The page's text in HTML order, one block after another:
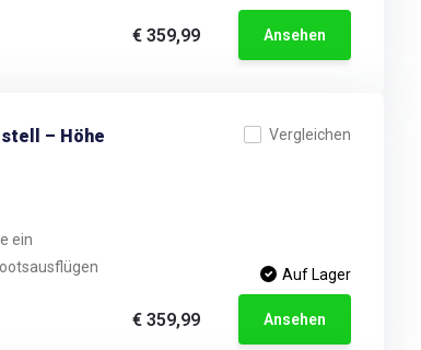
€ 359,99 Ansehen
– Höhe
ein
Vergleichen
Auf Lager
€ 359,99 Ansehen